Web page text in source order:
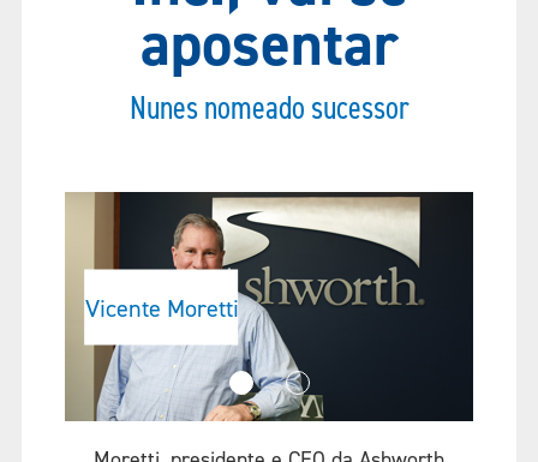
aposentar
Nunes nomeado sucessor
Vicente Moretti